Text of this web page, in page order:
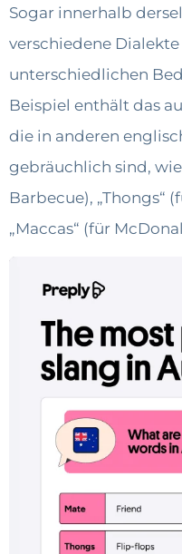
Sogar innerhalb
verschiedene
unterschiedlichen
Beispiel enthält das
die in anderen
gebräuchlich sind,
Barbecue), „Thongs“
„Maccas“ (für